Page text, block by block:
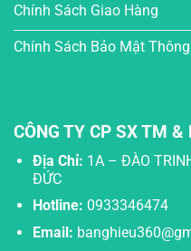
Chính Sách Giao Hàng
Chính Sách Bảo Mật
CÔNG TY CP SX TM &
Địa Chỉ: 1A – ĐÀO
ĐỨC
Hotline: 0933346474
Email: